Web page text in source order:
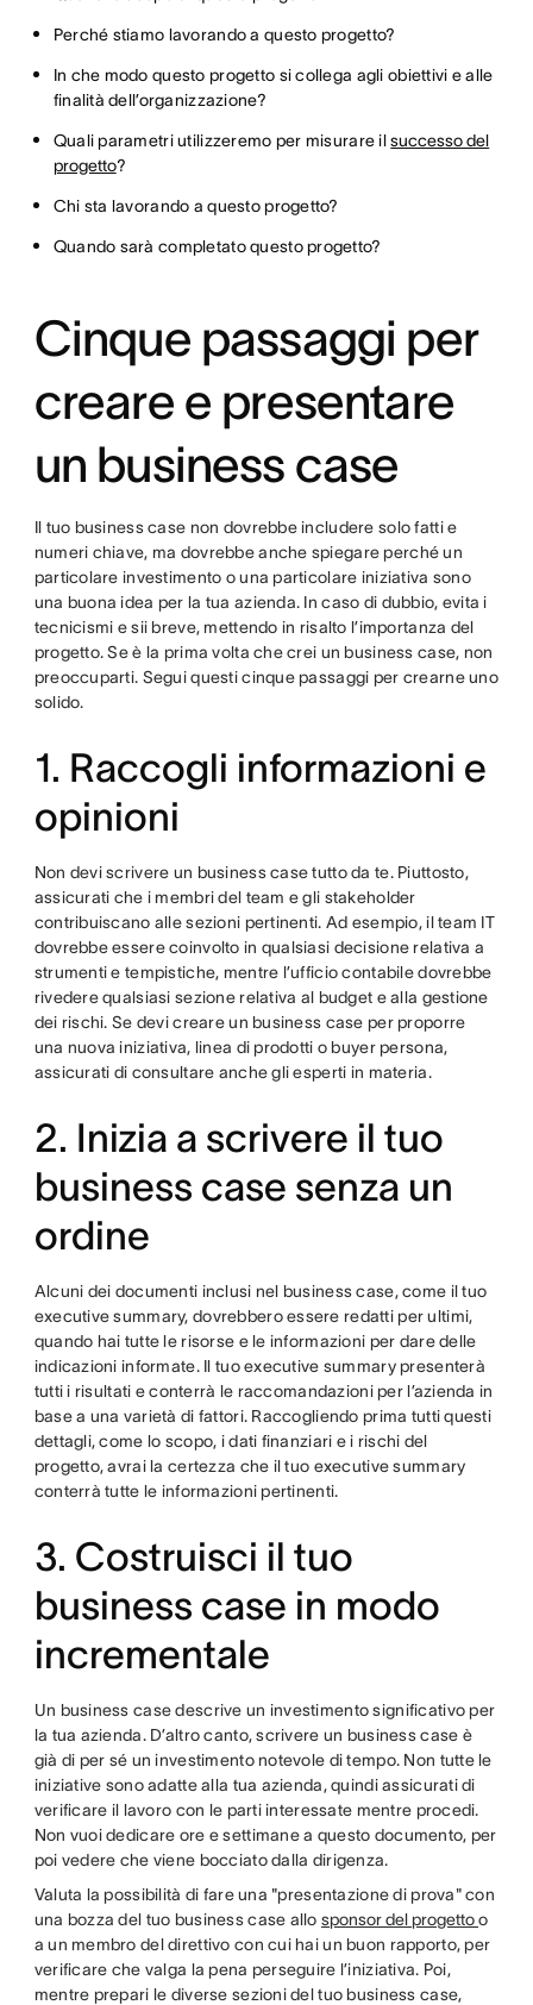
Perché stiamo lavorando a questo progetto?
In che modo questo progetto si collega agli obiettivi e alle
finalità dell’organizzazione?
Quali parametri utilizzeremo per misurare ilsuccesso del
progetto?
Chi sta lavorando a questo progetto?
Quando sarà completato questo progetto?
Cinque passaggi per
creare e presentare
un business case
Il tuo business case non dovrebbe includere solo fatti e
numeri chiave, ma dovrebbe anche spiegare perché un
particolare investimento o una particolare iniziativa sono
una buona idea per la tua azienda. In caso di dubbio, evita i
tecnicismi e sii breve, mettendo in risalto l’importanza del
progetto. Se è la prima volta che crei un business case, non
preoccuparti. Segui questi cinque passaggi per crearne uno
solido.
1. Raccogli informazioni e
opinioni
Non devi scrivere un business case tutto da te. Piuttosto,
assicurati che i membri del team e gli stakeholder
contribuiscano alle sezioni pertinenti. Ad esempio, il team IT
dovrebbe essere coinvolto in qualsiasi decisione relativa a
strumenti e tempistiche, mentre l’ufficio contabile dovrebbe
rivedere qualsiasi sezione relativa al budget e alla gestione
dei rischi. Se devi creare un business case per proporre
una nuova iniziativa, linea di prodotti o buyer persona,
assicurati di consultare anche gli esperti in materia.
2. Inizia a scrivere il tuo
business case senza un
ordine
Alcuni dei documenti inclusi nel business case, come il tuo
executive summary, dovrebbero essere redatti per ultimi,
quando hai tutte le risorse e le informazioni per dare delle
indicazioni informate. Il tuo executive summary presenterà
tutti i risultati e conterrà le raccomandazioni per l’azienda in
base a una varietà di fattori. Raccogliendo prima tutti questi
dettagli, come lo scopo, i dati finanziari e i rischi del
progetto, avrai la certezza che il tuo executive summary
conterrà tutte le informazioni pertinenti.
3. Costruisci il tuo
business case in modo
incrementale
Un business case descrive un investimento significativo per
la tua azienda. D’altro canto, scrivere un business case è
già di per sé un investimento notevole di tempo. Non tutte le
iniziative sono adatte alla tua azienda, quindi assicurati di
verificare il lavoro con le parti interessate mentre procedi.
Non vuoi dedicare ore e settimane a questo documento, per
poi vedere che viene bocciato dalla dirigenza.
Valuta la possibilità di fare una "presentazione di prova" con
una bozza del tuo business case allosponsor del progettoo
a un membro del direttivo con cui hai un buon rapporto, per
verificare che valga la pena perseguire l’iniziativa. Poi,
mentre prepari le diverse sezioni del tuo business case,